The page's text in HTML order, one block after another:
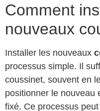
Comment
nouveaux
Installer les nouveaux
processus simple. Il
coussinet, souvent en
positionner le nouveau
fixé. Ce processus